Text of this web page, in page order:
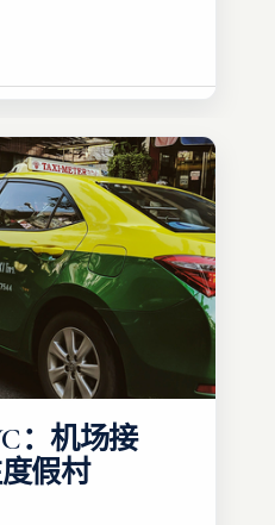
：机场接
假村